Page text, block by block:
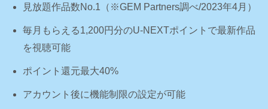
見放題作品数No.1（※GEM Partners調べ/2023年4⽉）
毎月もらえる1,200円分のU-NEXTポイントで最新作品
を視聴可能
ポイント還元最大40%
アカウント後に機能制限の設定が可能